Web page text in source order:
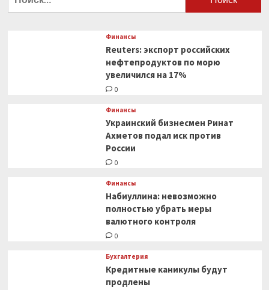
новый
экспортных
в отношении
Финансы
Reuters: экспорт российских
нефтепродуктов по морю
увеличился на 17%
0
Финансы
Украинский бизнесмен Ринат
Ахметов подал иск против
России
0
Финансы
Набиуллина: невозможно
полностью убрать меры
валютного контроля
0
Бухгалтерия
Кредитные каникулы будут
продлены